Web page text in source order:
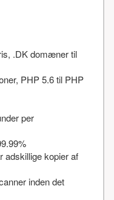
.DK domæner til
PHP 5.6 til PHP
per
adskillige kopier af
inden det